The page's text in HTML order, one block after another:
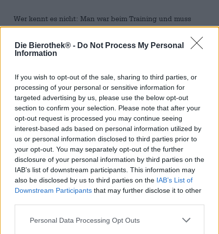
Die Bierothek® - Do Not Process My Personal
Information
If you wish to opt-out of the sale, sharing to third parties, or
processing of your personal or sensitive information for
targeted advertising by us, please use the below opt-out
section to confirm your selection. Please note that after your
opt-out request is processed you may continue seeing
interest-based ads based on personal information utilized by
us or personal information disclosed to third parties prior to
your opt-out. You may separately opt-out of the further
disclosure of your personal information by third parties on the
IAB’s list of downstream participants. This information may
also be disclosed by us to third parties on the IAB’s List of
Downstream Participants that may further disclose it to other
Personal Data Processing Opt Outs
Wer kennt es nicht: Man war beim Training und muss
noch Autofahren, hat aber eigentlich großen Durst auf ein
gutes Craftbier. Oder man verspürt Bierdurst, befindet
sich aber gerade in anderen Umständen oder mitten in
der Fastenzeit. Diesem Dilemma hat sich die
angenommen und das Dolden Null kreiert.
Das Dolden Null ist ein trübes, dunkeloranges IPA mit
schönen Zitrusnoten und einer kräftigen Schaumkrone.
Das erfrischende Bier ist das perfekte Sommerbier,
schmeckt aber auch, wenn man schon Anfang Dezember
mehr als genug Glühwein getrunken hat und eine leichte
Alternative sucht, die weniger Kopfschmerzen bereitet.
Die Gärung von Dolden Null wird genau zum richtigen
Zeitpunkt abgebrochen, sodass das Bier zwar das volle
Aroma aber keinen Alkohol enthält.
Dolden Null ist ein fast alkoholfreies Bier, bei dem man
Kopf bewahren müssen.